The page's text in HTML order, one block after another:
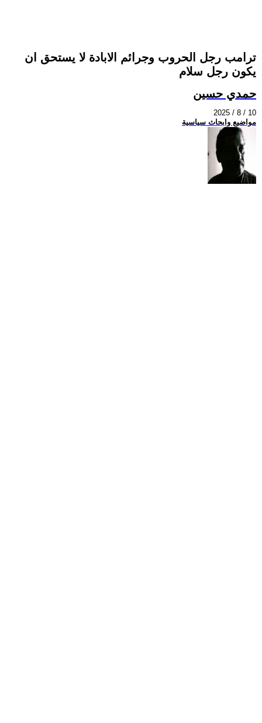
ترامب رجل الحروب وجرائم الابادة لا يستحق ان
يكون رجل سلام
حمدي حسين
2025 / 8 / 10
مواضيع وابحاث سياسية